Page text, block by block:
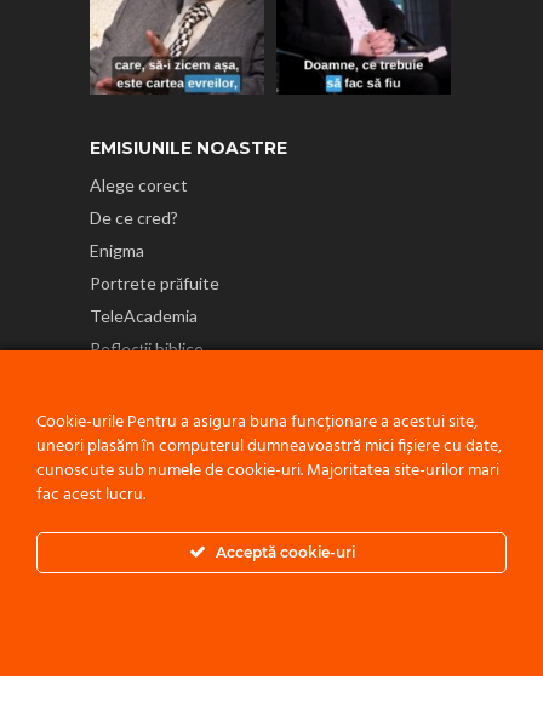
EMISIUNILE NOASTRE
Alege corect
De ce cred?
Enigma
Portrete prăfuite
TeleAcademia
Reflecții biblice
Politică de confidențialitate
Cookie-urile Pentru a asigura buna funcționare a acestui site,
uneori plasăm în computerul dumneavoastră mici fișiere cu date,
cunoscute sub numele de cookie-uri. Majoritatea site-urilor mari
fac acest lucru.
Acceptă cookie-uri